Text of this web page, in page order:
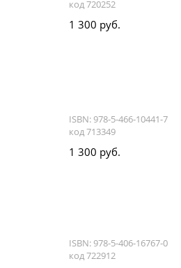
код 720252
1 300 руб.
ISBN: 978-5-466-10441-7
код 713349
1 300 руб.
ISBN: 978-5-406-16767-0
код 722912